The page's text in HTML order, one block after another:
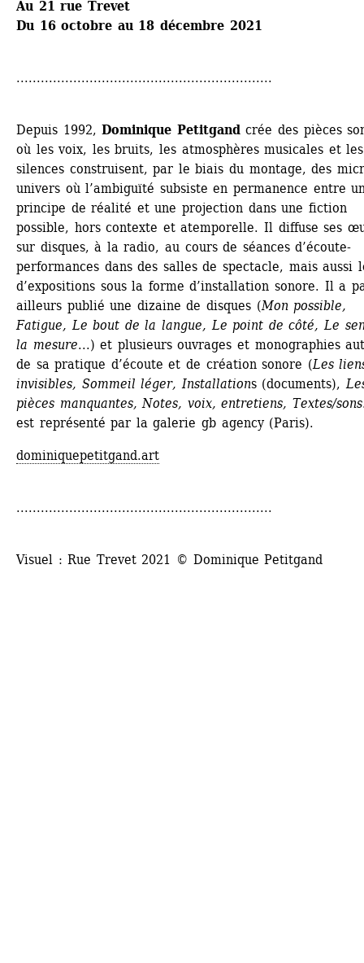
Au 21 rue Trevet
Du 16 octobre au 18 décembre 2021
...............................................................
Depuis 1992, Dominique Petitgand crée des pièces
où les voix, les bruits, les atmosphères musicales et les
silences construisent, par le biais du montage, des
univers où l’ambiguïté subsiste en ­permanence entre
principe de réalité et une projection dans une fiction
possible, hors contexte et ­atemporelle. Il diffuse ses
sur disques, à la radio, au cours de séances d’écoute-
performances dans des salles de spectacle, mais aussi
d’expositions sous la forme d’installation sonore. Il a
ailleurs publié une dizaine de disques (Mon possible,
Fatigue, Le bout de la langue, Le point de côté, Le
la mesure...) et plusieurs ouvrages et monographies
de sa pratique d’écoute et de création sonore (Les
invisibles, Sommeil léger, Installations (documents),
pièces manquantes, Notes, voix, entretiens, Textes/sons
est représenté par la galerie gb agency (Paris).
dominiquepetitgand.art
...............................................................
Visuel : Rue Trevet 2021 © Dominique Petitgand